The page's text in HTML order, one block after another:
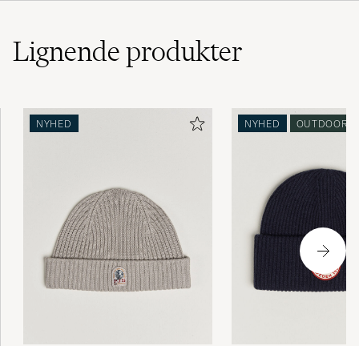
Lignendeprodukter
NYHED NYHED OUTDOOR